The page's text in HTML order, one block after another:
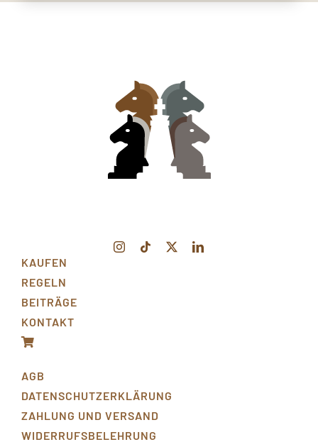
KAUFEN
REGELN
BEITRÄGE
KONTAKT
AGB
DATENSCHUTZERKLÄRUNG
ZAHLUNG UND VERSAND
WIDERRUFSBELEHRUNG